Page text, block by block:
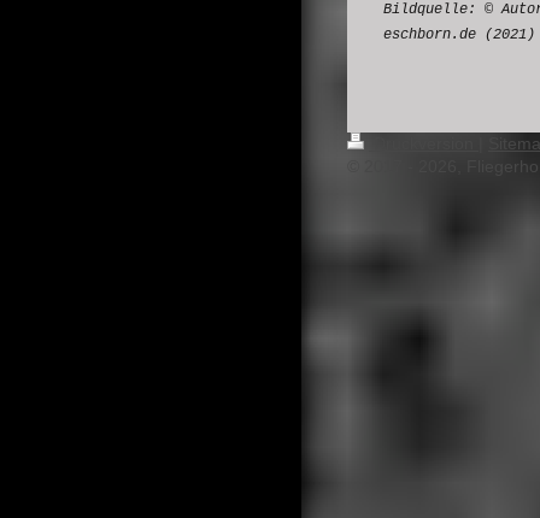
Bildquelle: ©
eschborn.de (2021)
© 2017 - 2026,